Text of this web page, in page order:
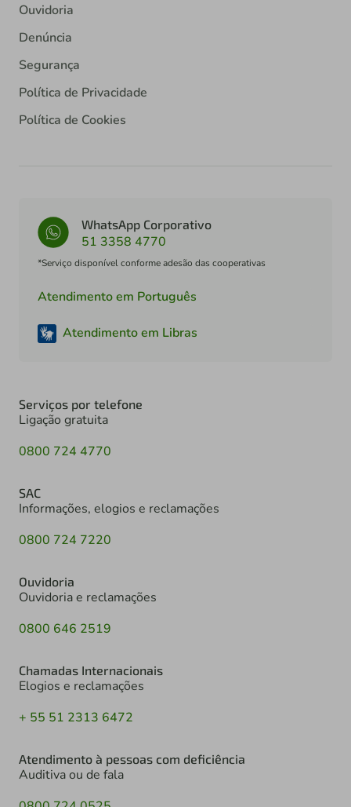
Ouvidoria
Denúncia
Segurança
Política de Privacidade
Política de Cookies
WhatsApp Corporativo
51 3358 4770
*Serviço disponível conforme adesão das cooperativas
Atendimento em Português
Atendimento em Libras
Serviços por telefone
Ligação gratuita
0800 724 4770
SAC
Informações, elogios e reclamações
0800 724 7220
Ouvidoria
Ouvidoria e reclamações
0800 646 2519
Chamadas Internacionais
Elogios e reclamações
+ 55 51 2313 6472
Atendimento à pessoas com deficiência
Auditiva ou de fala